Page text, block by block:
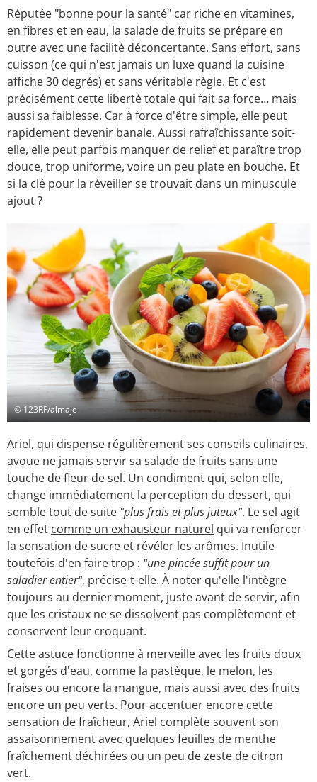
Réputée "bonne pour la santé" car riche en vitamines,
en fibres et en eau, la salade de fruits se prépare en
outre avec une facilité déconcertante. Sans effort, sans
cuisson (ce qui n'est jamais un luxe quand la cuisine
affiche 30 degrés) et sans véritable règle. Et c'est
précisément cette liberté totale qui fait sa force… mais
aussi sa faiblesse. Car à force d'être simple, elle peut
rapidement devenir banale. Aussi rafraîchissante soit-
elle, elle peut parfois manquer de relief et paraître trop
douce, trop uniforme, voire un peu plate en bouche. Et
si la clé pour la réveiller se trouvait dans un minuscule
ajout ?
© 123RF/almaje
Ariel, qui dispense régulièrement ses conseils culinaires,
avoue ne jamais servir sa salade de fruits sans une
touche de fleur de sel. Un condiment qui, selon elle,
change immédiatement la perception du dessert, qui
semble tout de suite "plus frais et plus juteux". Le sel agit
en effet comme un exhausteur naturel qui va renforcer
la sensation de sucre et révéler les arômes. Inutile
toutefois d'en faire trop : "une pincée suffit pour un
saladier entier", précise-t-elle. À noter qu'elle l'intègre
toujours au dernier moment, juste avant de servir, afin
que les cristaux ne se dissolvent pas complètement et
conservent leur croquant.
Cette astuce fonctionne à merveille avec les fruits doux
et gorgés d'eau, comme la pastèque, le melon, les
fraises ou encore la mangue, mais aussi avec des fruits
encore un peu verts. Pour accentuer encore cette
sensation de fraîcheur, Ariel complète souvent son
assaisonnement avec quelques feuilles de menthe
fraîchement déchirées ou un peu de zeste de citron
vert.